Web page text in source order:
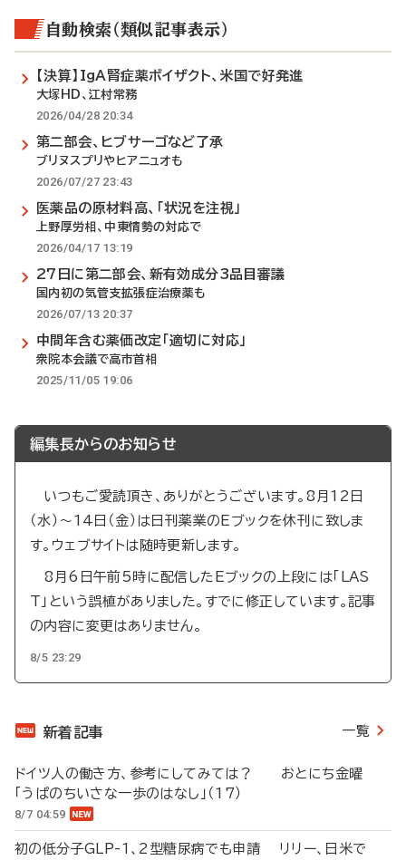
自動検索（類似記事表示）
【決算】IgA腎症薬ボイザクト、米国で好発進
大塚HD、江村常務
2026/04/28 20:34
第二部会、ヒブサーゴなど了承
ブリヌスプリやヒアニュオも
2026/07/27 23:43
医薬品の原材料高、「状況を注視」
上野厚労相、中東情勢の対応で
2026/04/17 13:19
27日に第二部会、新有効成分3品目審議
国内初の気管支拡張症治療薬も
2026/07/13 20:37
中間年含む薬価改定「適切に対応」
衆院本会議で高市首相
2025/11/05 19:06
編集長からのお知らせ
いつもご愛読頂き、ありがとうございます。8月12日
（水）～14日（金）は日刊薬業のEブックを休刊に致しま
す。ウェブサイトは随時更新します。
8月6日午前5時に配信したEブックの上段には「LAS
T」という誤植がありました。すでに修正しています。記事
の内容に変更はありません。
8/5 23:29
新着記事 一覧
ドイツ人の働き方、参考にしてみては？ おとにち金曜
「うぱのちいさな一歩のはなし」（17）
8/7 04:59
初の低分子GLP-1、2型糖尿病でも申請 リリー、日米で